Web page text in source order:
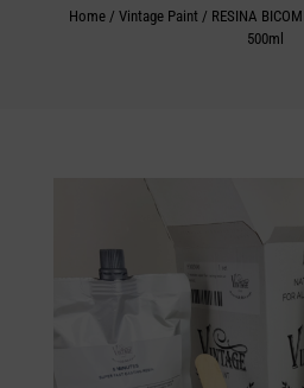
Home /Vintage Paint / RESINA
500ml